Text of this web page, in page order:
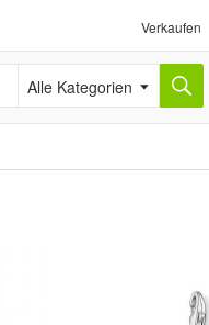
Verkaufen
Alle Kategorien